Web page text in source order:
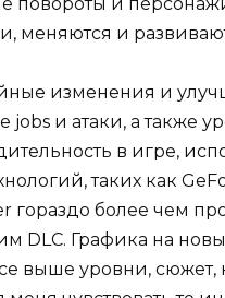
меняются и
изменения и
jobs и атаки, а также
в игре,
таких как
гораздо более чем
DLC. Графика на
выше уровни, сюжет,